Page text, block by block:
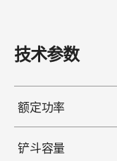
技术参数
额定功率
铲斗容量